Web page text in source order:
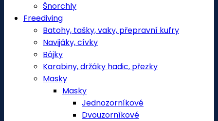
Šnorchly
Freediving
Batohy, tašky, vaky, přepravní kufry
Navijáky, cívky
Bójky
Karabiny, držáky hadic, přezky
Masky
Masky
Jednozorníkové
Dvouzorníkové